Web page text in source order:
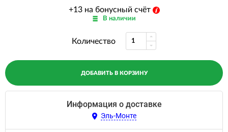
+13 на бонусный счёт
В наличии
Количество
ДОБАВИТЬ В КОРЗИНУ
Информация о доставке
Эль-Монте